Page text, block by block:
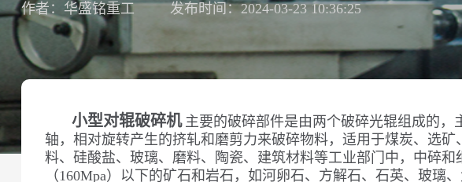
作者：华盛铭重工 发布时间：2024-03-23 10:36:25
小型对辊破碎机 主要的破碎部件是由两个破碎光辊组成的，
轴，相对旋转产生的挤轧和磨剪力来破碎物料，适用于煤炭、选
料、硅酸盐、玻璃、磨料、陶瓷、建筑材料等工业部门中，中碎和
（160Mpa）以下的矿石和岩石，如河卵石、方解石、石英、玻璃